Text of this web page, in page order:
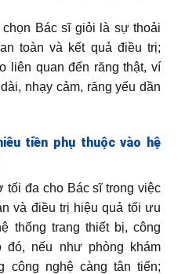
Bác sĩ giỏi là sự thoải
toàn và kết quả điều trị;
liên quan đến răng thật, ví
nhạy cảm, răng yếu dần
tiền phụ thuộc vào hệ
tối đa cho Bác sĩ trong việc
và điều trị hiệu quả tối ưu
thống trang thiết bị, công
đó, nếu như phòng khám
công nghệ càng tân tiến;